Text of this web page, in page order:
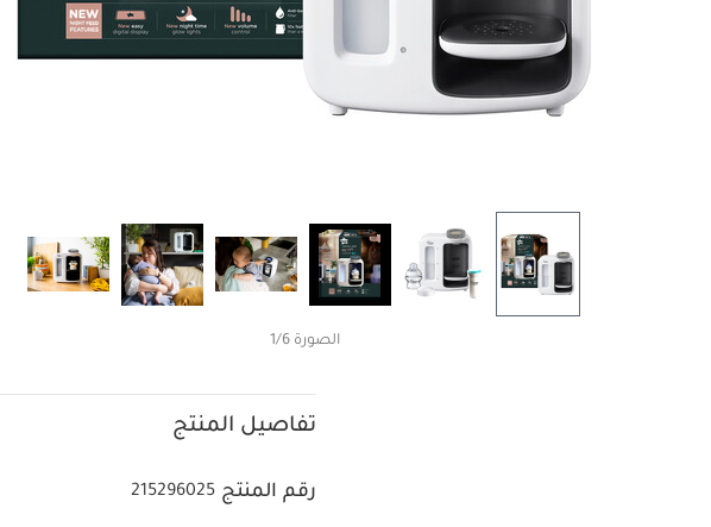
الصورة 1/6
تفاصيل المنتج
رقم المنتج 215296025